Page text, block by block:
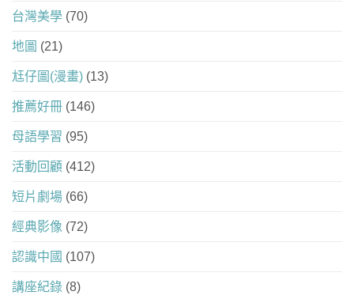
台灣美學 (70)
地圖 (21)
尪仔圖(漫畫) (13)
推薦好冊 (146)
母語學習 (95)
活動回顧 (412)
短片劇場 (66)
經典影像 (72)
認識中國 (107)
講座紀錄 (8)